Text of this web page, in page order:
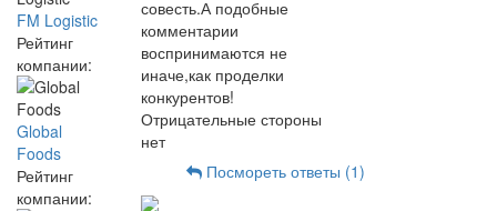
FM Logistic
Рейтинг
компании:
Global
Foods
Рейтинг
компании:
совесть.А подобные
комментарии
воспринимаются не
иначе,как проделки
конкурентов!
Отрицательные стороны
нет
Посмореть ответы (1)